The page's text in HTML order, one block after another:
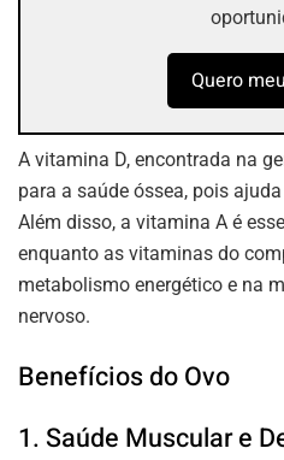
Quero
A vitamina D, encontrada na
para a saúde óssea, pois
Além disso, a vitamina A é
enquanto as vitaminas do
metabolismo energético e na
nervoso.
Benefícios do Ovo
1. Saúde Muscular e